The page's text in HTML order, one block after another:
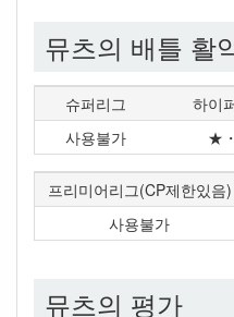
뮤츠의 배틀 활
슈퍼리그 하이
사용불가
★
프리미어리그(CP제한있음)
사용불가
뮤츠의 평가